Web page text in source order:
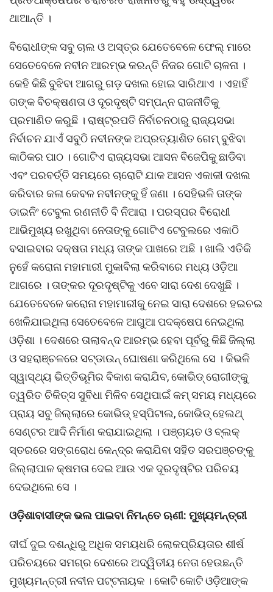
ଥାଆନ୍ତି ।
ବିରୋଧୀଙ୍କ ସବୁ ଚାଲ ଓ ଅସ୍ତ୍ର ଯେତେବେଳେ ଫେଲ୍ ମାରେ
ସେତେବେଳେ ନବୀନ ଆରମ୍ଭ କରନ୍ତି ନିଜର ଗୋଟି ଚାଳନା ।
କେହି କିଛି ବୁଝିବା ଆଗରୁ ଗଡ଼ ଦଖଲ ହୋଇ ସାରିଥାଏ । ଏହାହିଁ
ତାଙ୍କ ବିଚକ୍ଷଣତା ଓ ଦୂରଦୃଷ୍ଟି ସମ୍ପନ୍ନ ରାଜନୀତିକୁ
ପ୍ରମାଣିତ କରୁଛି । ରାଷ୍ଟ୍ରପତି ନିର୍ବାଚନଠାରୁ ରାଜ୍ୟସଭା
ନିର୍ବାଚନ ଯାଏଁ ସବୁଠି ନବୀନଙ୍କ ଅପ୍ରତ୍ୟାଶିତ ଗେମ୍ ବୁଝିବା
କାଠିକର ପାଠ । ଗୋଟିଏ ରାଜ୍ୟସଭା ଆସନ ବିଜେପିକୁ ଛାଡିବା
ଏବଂ ପରବର୍ତ୍ତି ସମୟରେ ଚାରୋଟି ଯାକ ଆସନ ଏକାକୀ ଦଖଲ
କରିବାର କଳା କେବଳ ନବୀନଙ୍କୁ ହିଁ ଜଣା । ସେହିଭଳି ତାଙ୍କ
ଡାଇନିଂ ଟେବୁଲ ରଣନୀତି ବି ନିଆରା । ପରସ୍ପର ବିରୋଧୀ
ଆଭିମୁଖ୍ୟ ରଖୁଥିବା ନେତାଙ୍କୁ ଗୋଟିଏ ଟେବୁଲରେ ଏକାଠି
ବସାଇବାର ଦକ୍ଷତା ମଧ୍ୟ ତାଙ୍କ ପାଖରେ ଅଛି । ଖାଲି ଏତିକି
ନୁହେଁ କରୋନା ମହାମାରୀ ମୁକାବିଲା କରିବାରେ ମଧ୍ୟ ଓଡ଼ିଆ
ଆଗରେ । ତାଙ୍କର ଦୂରଦୃଷ୍ଟିକୁ ଏବେ ସାରା ଦେଶ ଦେଖୁଛି ।
ଯେତେବେଳେ କରୋନା ମହାମାରୀକୁ ନେଇ ସାରା ଦେଶରେ ହଇଚଇ
ଖେଳିଯାଇଥିଲା ସେତେବେଳେ ଆଗୁଆ ପଦକ୍ଷେପ ନେଇଥିଲା
ଓଡ଼ିଶା । ଦେଶରେ ତାଲାବନ୍ଦ ଆରମ୍ଭ ହେବା ପୂର୍ବରୁ କିଛି ଜିଲ୍ଲା
ଓ ସହରାଞ୍ଚଳରେ ସଟ୍ଡାଉନ୍ ଘୋଷଣା କରିଥିଲେ ସେ । କିଭଳି
ସ୍ୱାସ୍ଥ୍ୟ ଭିତ୍ତିଭୂମିର ବିକାଶ କରାଯିବ, କୋଭିଡ୍ ରୋଗୀଙ୍କୁ
ତ୍ୱରିତ ଚିକିତ୍ସ ସୁବିଧା ମିଳିବ ସେଥିପାଇଁ କମ୍ ସମୟ ମଧ୍ୟରେ
ପ୍ରାୟ ସବୁ ଜିଲ୍ଲାରେ କୋଭିଡ୍ ହସ୍ପିଟାଲ, କୋଭିଡ୍ ହେଲଥ୍
ସେଣ୍ଟର ଆଦି ନିର୍ମାଣ କରାଯାଇଥିଲା । ପଞ୍ଚାୟତ ଓ ବ୍ଲକ୍
ସ୍ତରରେ ସଙ୍ଗରୋଧ କେନ୍ଦ୍ର କରାଯିବା ସହିତ ସରପଞ୍ଚଙ୍କୁ
ଜିଲ୍ଲାପାଳ କ୍ଷମତା ଦେଇ ଆଉ ଏକ ଦୂରଦୃଷ୍ଟିର ପରିଚୟ
ଦେଇଥିଲେ ସେ ।
ଓଡ଼ିଶାବାସୀଙ୍କ ଭଲ ପାଇବା ନିମନ୍ତେ ଋଣୀ: ମୁଖ୍ୟମନ୍ତ୍ରୀ
ଦୀର୍ଘ ଦୁଇ ଦଶନ୍ଧିରୁ ଅଧିକ ସମୟଧରି ଲୋକପ୍ରିୟତାର ଶୀର୍ଷ
ପରିଚୟରେ ସମଗ୍ର ଦେଶରେ ଅଦ୍ୱିତୀୟ ନେତା ହେଉଛନ୍ତି
ମୁଖ୍ୟମନ୍ତ୍ରୀ ନବୀନ ପଟ୍ଟନାୟକ । କୋଟି କୋଟି ଓଡ଼ିଆଙ୍କ